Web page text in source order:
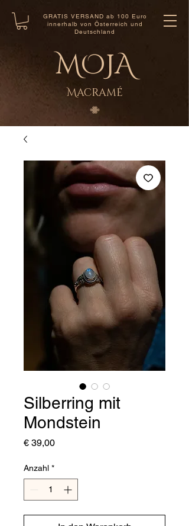
GRATIS VERSAND ab 100 Euro
innerhalb von Österreich und
Deutschland
MOJA
Macramé
Silberring mit
Mondstein
€ 39,00Preis
Anzahl *